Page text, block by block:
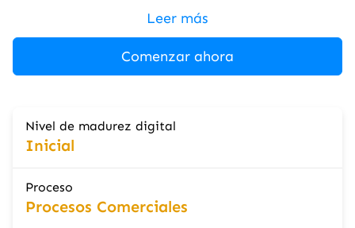
Leer más
Comenzar ahora
Nivel de madurez digital
Inicial
Proceso
Procesos Comerciales